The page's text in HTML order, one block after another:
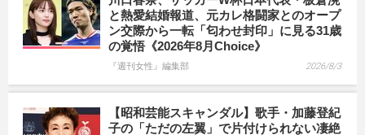
と熱愛結婚報道、元カレ格闘家とのオープ
ン交際から一転「匂わせ封印」に見る31歳
の覚悟《2026年8月Choice》
『週刊女性』編集部 2026/8/3
【昭和芸能スキャンダル】歌手・加藤登紀
子の「ただの左翼」で片付けられない凄絶